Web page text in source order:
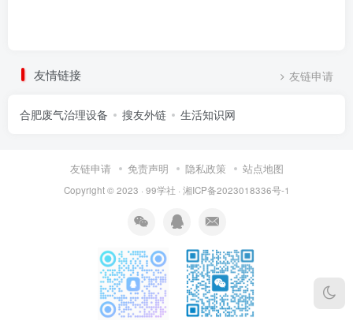
友情链接 友链申请
合肥废气治理设备 搜友外链 生活知识网
友链申请 免责声明 隐私政策 站点地图
Copyright © 2023 · 99学社 · 湘ICP备2023018336号-1